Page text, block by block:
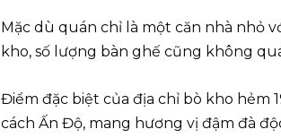
Mặc dù quán chỉ là một căn nhà nhỏ
kho, số lượng bàn ghế cũng không
Điểm đặc biệt của địa chỉ bò kho hẻm
cách Ấn Độ, mang hương vị đậm đà